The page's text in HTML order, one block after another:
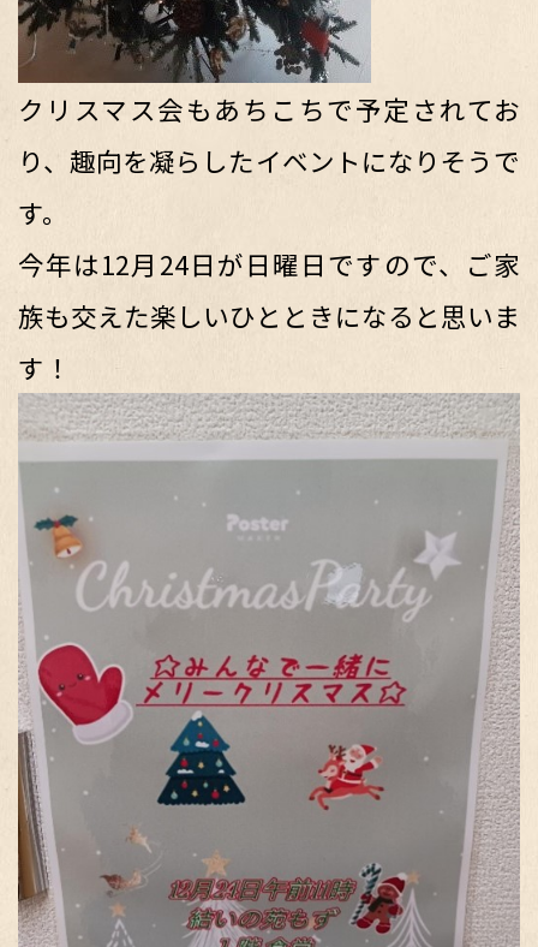
クリスマス会もあちこちで予定されてお
り、趣向を凝らしたイベントになりそうで
す。
今年は12月24日が日曜日ですので、ご家
族も交えた楽しいひとときになると思いま
す！